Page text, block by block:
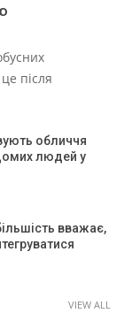
після
обличчя
людей у
вважає,
VIEW ALL